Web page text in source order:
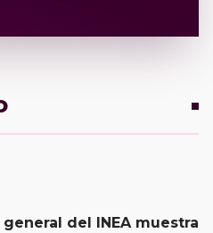
del INEA muestra